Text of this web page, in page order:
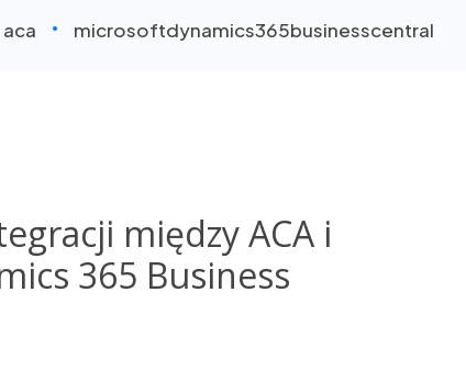
aca microsoftdynamics365businesscentral
między ACA i
365 Business